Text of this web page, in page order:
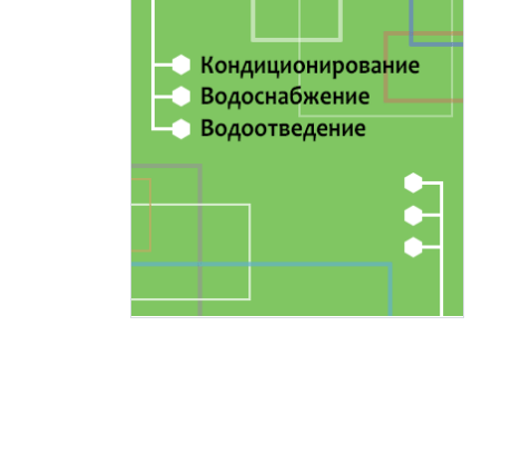
16 марта 17:00
Василий Дубровин: как продлить
мужское долголетие
Здоровье и медицина